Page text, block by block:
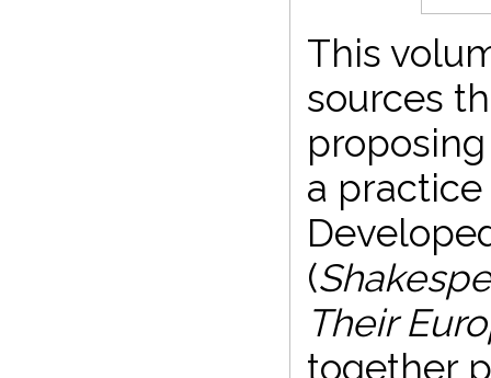
This
sources
a
(
Their
together